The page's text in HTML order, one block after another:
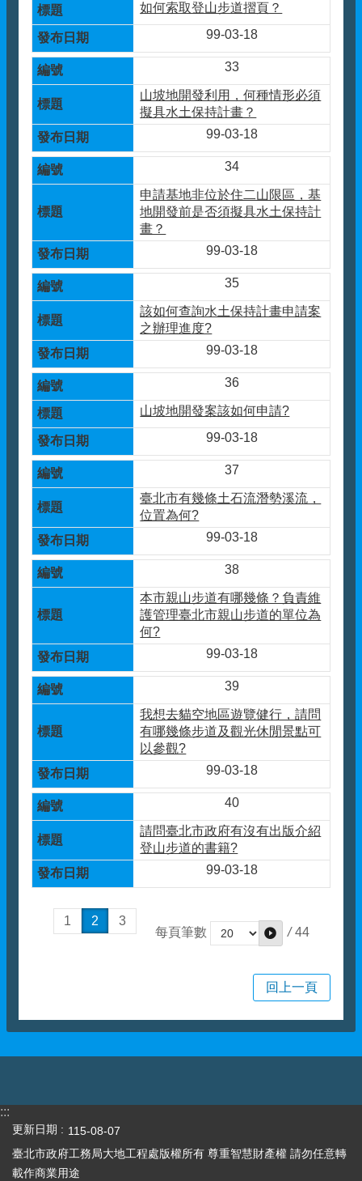
如何索取登山步道摺頁？
99-03-18
33
山坡地開發利用，何種情形必須
擬具水土保持計畫？
99-03-18
34
申請基地非位於住二山限區，基
地開發前是否須擬具水土保持計
畫？
99-03-18
35
該如何查詢水土保持計畫申請案
之辦理進度?
99-03-18
36
山坡地開發案該如何申請?
99-03-18
37
臺北市有幾條土石流潛勢溪流，
位置為何?
99-03-18
38
本市親山步道有哪幾條？負責維
護管理臺北市親山步道的單位為
何?
99-03-18
39
我想去貓空地區遊覽健行，請問
有哪幾條步道及觀光休閒景點可
以參觀?
99-03-18
40
請問臺北市政府有沒有出版介紹
登山步道的書籍?
99-03-18
1 2
3
每頁筆數
/ 44
回上一頁
:::
更新日期
115-08-07
臺北市政府工務局大地工程處版權所有 尊重智慧財產權 請勿任意轉
載作商業用途